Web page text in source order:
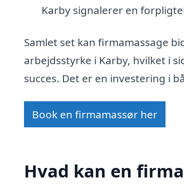
Karby signalerer en
Samlet set kan firmamassage
arbejdsstyrke i Karby, hvilket i
succes. Det er en investering i
Book en firmamassør her
Hvad kan en